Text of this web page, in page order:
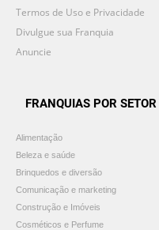
Termos de Uso e Privacidade
Divulgue sua Franquia
Anuncie
FRANQUIAS POR SETOR
Alimentação
Beleza e saúde
Brinquedos e diversão
Comunicação e marketing
Construção e Imóveis
Cosméticos e Perfume